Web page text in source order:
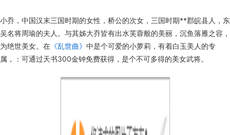
小乔，中国汉末三国时期的女性，桥公的次女，三国时期**郡皖县人，东
吴名将周瑜的夫人。与其姊大乔皆有出水芙蓉般的美丽，沉鱼落雁之容，
为绝世美女。在 《乱世曲》 中是个可爱的小萝莉，有着白玉美人的专
属，：可通过天书300金钟免费获得，是个不可多得的美女武将。